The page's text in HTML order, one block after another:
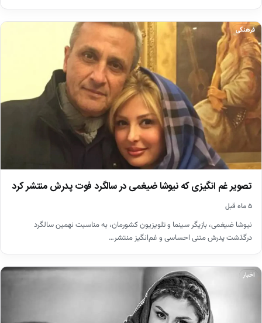
فرهنگی
تصویر غم انگیزی که نیوشا ضیغمی در سالگرد فوت پدرش منتشر کرد
۵ ماه قبل
نیوشا ضیغمی، بازیگر سینما و تلویزیون کشورمان، به مناسبت نهمین سالگرد
درگذشت پدرش متنی احساسی و غم‌انگیز منتشر…
اخبار